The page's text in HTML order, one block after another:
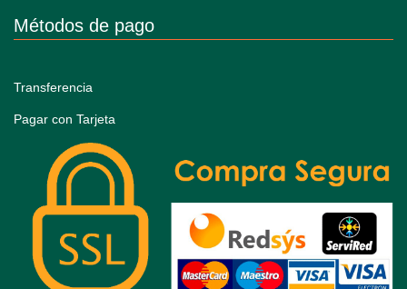
Métodos de pago
Transferencia
Pagar con Tarjeta